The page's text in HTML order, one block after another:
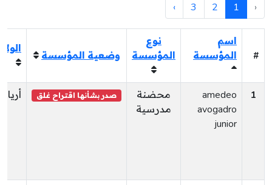
‹
1
2
3
›
#
اسم
المؤسسة
نوع
المؤسسة
وضعية المؤسسة
1
amedeo
avogadro
junior
محضنة
مدرسية
صدر بشأنها اقتراح غلق